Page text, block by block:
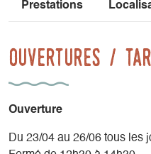
Prestations
Ouvertures /
Ouverture
Du 23/04 au 26/06 tous les